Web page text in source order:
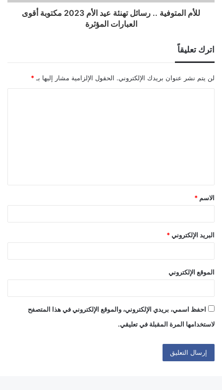
للأم المتوفية .. رسائل تهنئة عيد الأم 2023 مكتوبة أقوى
العبارات المؤثرة
اترك تعليقاً
لن يتم نشر عنوان بريدك الإلكتروني. الحقول الإلزامية مشار إليها بـ *
ق
*
الاسم *
البريد الإلكتروني *
الموقع الإلكتروني
احفظ اسمي، بريدي الإلكتروني، والموقع الإلكتروني في هذا المتصفح
لاستخدامها المرة المقبلة في تعليقي.